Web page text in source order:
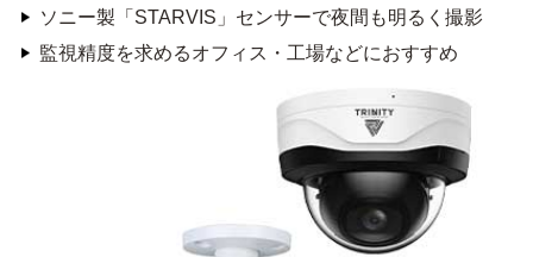
ソニー製「STARVIS」センサーで夜間も明るく撮影
監視精度を求めるオフィス・工場などにおすすめ